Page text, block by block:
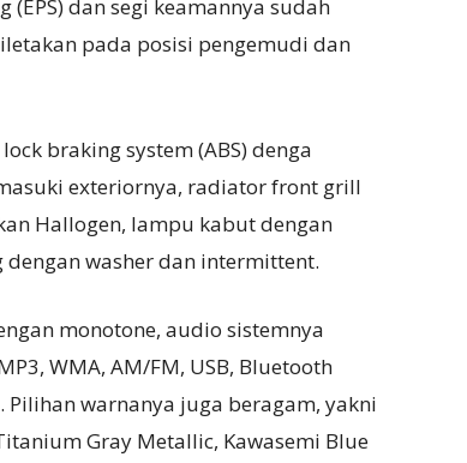
dan segi keamannya sudah
pada posisi pengemudi dan
braking system (ABS) denga
exteriornya, radiator front grill
Hallogen, lampu kabut dengan
dengan washer dan intermittent.
monotone, audio sistemnya
WMA, AM/FM, USB, Bluetooth
Pilihan warnanya juga beragam, yakni
Gray Metallic, Kawasemi Blue